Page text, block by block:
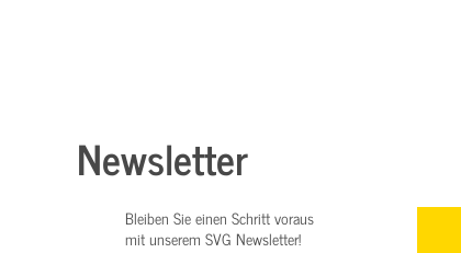
Newsletter
Bleiben Sie einen Schritt voraus
mit unserem SVG Newsletter!